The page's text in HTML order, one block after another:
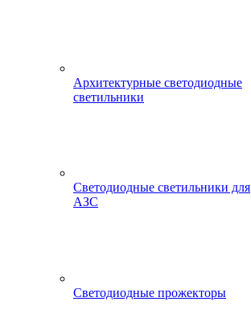
Архитектурные светодиодные
светильники
Светодиодные светильники для
АЗС
Светодиодные прожекторы